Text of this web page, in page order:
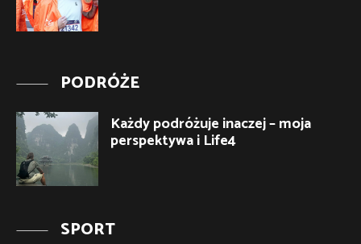
PODRÓŻE
Każdy podróżuje inaczej – moja
perspektywa i Life4
SPORT